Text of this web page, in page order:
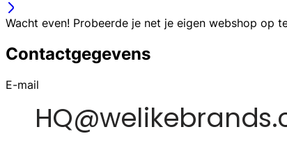
Wacht even! Probeerde je net je eigen webshop op
Contactgegevens
E-mail